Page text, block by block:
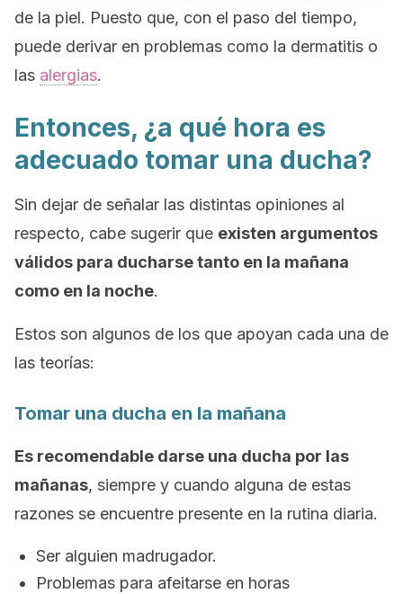
de la piel. Puesto que, con el paso del tiempo,
puede derivar en problemas como la dermatitis o
las alergias.
Entonces, ¿a qué hora es
adecuado tomar una ducha?
Sin dejar de señalar las distintas opiniones al
respecto, cabe sugerir que existen argumentos
válidos para ducharse tanto en la mañana
como en la noche.
Estos son algunos de los que apoyan cada una de
las teorías:
Tomar una ducha en la mañana
Es recomendable darse una ducha por las
mañanas, siempre y cuando alguna de estas
razones se encuentre presente en la rutina diaria.
Ser alguien madrugador.
Problemas para afeitarse en horas